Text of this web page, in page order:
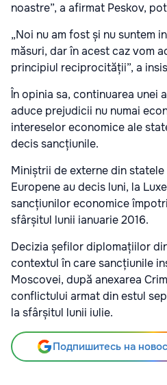
noastre”, a afirmat Peskov,
„Noi nu am fost și nu suntem
măsuri, dar în acest caz vom
principiul reciprocității”, a
În opinia sa, continuarea unei
aduce prejudicii nu numai
intereselor economice ale
decis sancțiunile.
Miniștrii de externe din statele
Europene au decis luni, la
sancțiunilor economice
sfârșitul lunii ianuarie 2016.
Decizia șefilor diplomațiilor
contextul în care sancțiunile
Moscovei, după anexarea
conflictului armat din estul
la sfârșitul lunii iulie.
Подпишитесь на